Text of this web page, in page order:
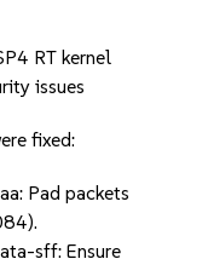
RT kernel
issues
fixed:
Pad packets
sff: Ensure